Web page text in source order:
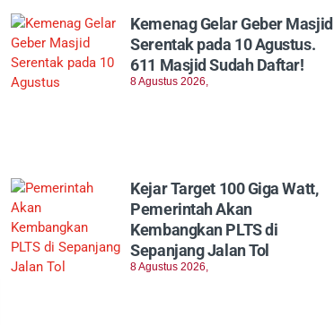
Kemenag Gelar Geber Masjid
Serentak pada 10 Agustus.
611 Masjid Sudah Daftar!
8 Agustus 2026,
Kejar Target 100 Giga Watt,
Pemerintah Akan
Kembangkan PLTS di
Sepanjang Jalan Tol
8 Agustus 2026,